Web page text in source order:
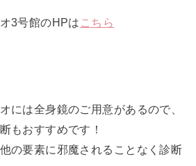
3号館のHPは こちら
には全身鏡のご用意があるので、
もおすすめです！
の要素に邪魔されることなく診断